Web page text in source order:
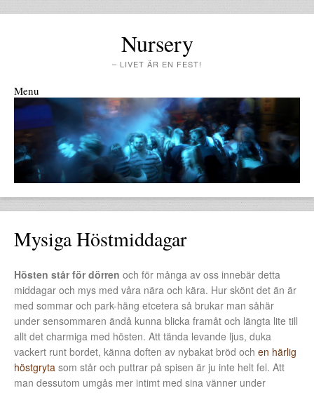
Nursery
– LIVET ÄR EN FEST!
Menu
Skip to content
Mysiga Höstmiddagar
Hösten står för dörren och för många av oss innebär detta
middagar och mys med våra nära och kära. Hur skönt det än är
med sommar och park-häng etcetera så brukar man såhär
under sensommaren ändå kunna blicka framåt och längta lite till
allt det charmiga med hösten. Att tända levande ljus, duka
vackert runt bordet, känna doften av nybakat bröd och en härlig
höstgryta som står och puttrar på spisen är ju inte helt fel. Att
man dessutom umgås mer intimt med sina vänner under